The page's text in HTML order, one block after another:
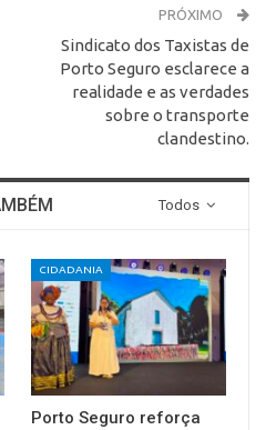
PRÓXIMO
Sindicato dos Taxistas de
Porto Seguro esclarece a
realidade e as verdades
sobre o transporte
clandestino.
Todos
CIDADANIA
Porto Seguro reforça